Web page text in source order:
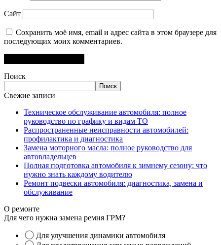
Сайт
Сохранить моё имя, email и адрес сайта в этом браузере для
последующих моих комментариев.
Поиск
Поиск
Свежие записи
Техническое обслуживание автомобиля: полное
руководство по графику и видам ТО
Распространенные неисправности автомобилей:
профилактика и диагностика
Замена моторного масла: полное руководство для
автовладельцев
Полная подготовка автомобиля к зимнему сезону: что
нужно знать каждому водителю
Ремонт подвески автомобиля: диагностика, замена и
обслуживание
О ремонте
Для чего нужна замена ремня ГРМ?
Для улучшения динамики автомобиля